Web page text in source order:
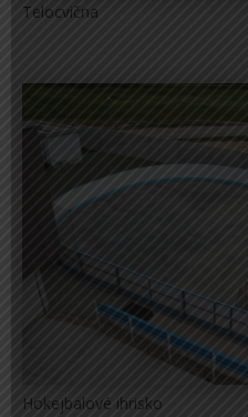
Telocvična
Hokejbalové ihrisko